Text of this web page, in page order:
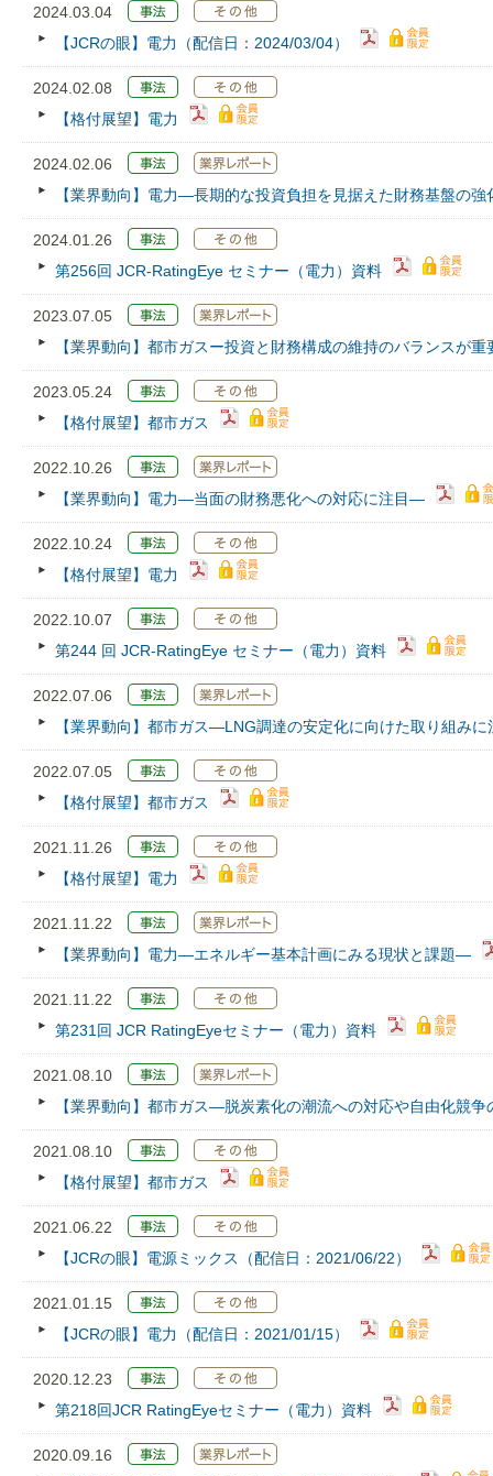
2024.03.04
【JCRの眼】電力（配信日：2024/03/04）
2024.02.08
【格付展望】電力
2024.02.06
【業界動向】電力―長期的な投資負担を見据えた財務基盤の
2024.01.26
第256回 JCR‐RatingEye セミナー（電力）資料
2023.07.05
【業界動向】都市ガスー投資と財務構成の維持のバランスが
2023.05.24
【格付展望】都市ガス
2022.10.26
【業界動向】電力―当面の財務悪化への対応に注目―
2022.10.24
【格付展望】電力
2022.10.07
第244 回 JCR‐RatingEye セミナー（電力）資料
2022.07.06
【業界動向】都市ガス—LNG調達の安定化に向けた取り組み
2022.07.05
【格付展望】都市ガス
2021.11.26
【格付展望】電力
2021.11.22
【業界動向】電力―エネルギー基本計画にみる現状と課題―
2021.11.22
第231回 JCR RatingEyeセミナー（電力）資料
2021.08.10
【業界動向】都市ガス―脱炭素化の潮流への対応や自由化競
2021.08.10
【格付展望】都市ガス
2021.06.22
【JCRの眼】電源ミックス（配信日：2021/06/22）
2021.01.15
【JCRの眼】電力（配信日：2021/01/15）
2020.12.23
第218回JCR RatingEyeセミナー（電力）資料
2020.09.16